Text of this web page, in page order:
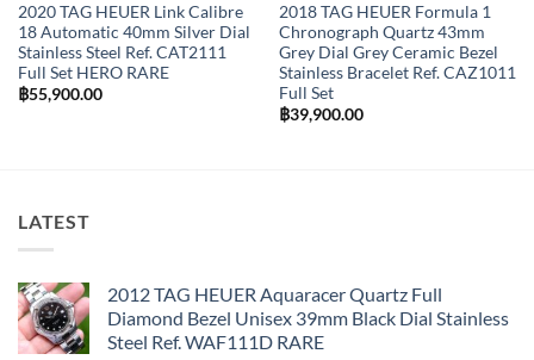
2020 TAG HEUER Link Calibre
18 Automatic 40mm Silver Dial
Stainless Steel Ref. CAT2111
Full Set HERO RARE
฿55,900.00
2018 TAG HEUER Formula 1
Chronograph Quartz 43mm
Grey Dial Grey Ceramic Bezel
Stainless Bracelet Ref. CAZ1011
Full Set
฿39,900.00
LATEST
2012 TAG HEUER Aquaracer Quartz Full
Diamond Bezel Unisex 39mm Black Dial Stainless
Steel Ref. WAF111D RARE